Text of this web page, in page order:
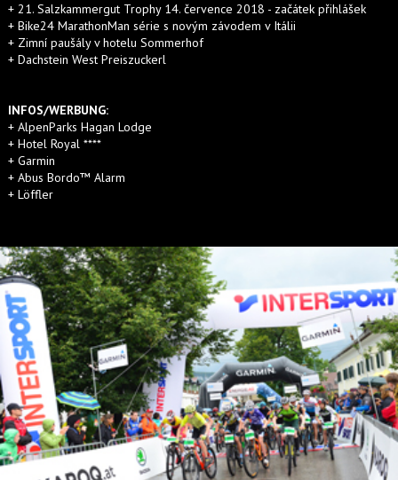
+ 21. Salzkammergut Trophy 14. července 2018 - začátek přihlášek
+ Bike24 MarathonMan série s novým závodem v Itálii
+ Zimní paušály v hotelu Sommerhof
+ Dachstein West Preiszuckerl
INFOS/WERBUNG:
+ AlpenParks Hagan Lodge
+ Hotel Royal ****
+ Garmin
+ Abus Bordo™ Alarm
+ Löffler